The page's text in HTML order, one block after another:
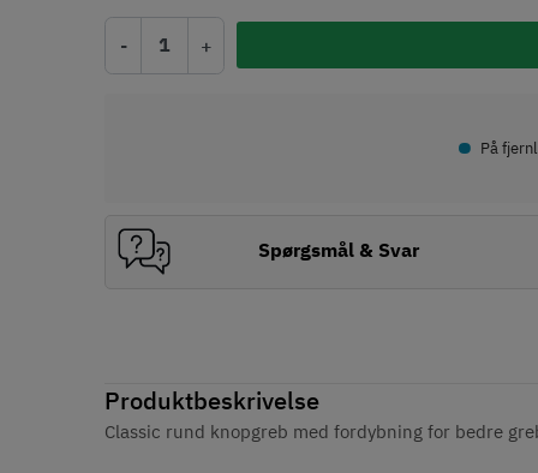
Produktbeskrivelse
Classic rund knopgreb med fordybning for bedre
- +
• På
Spørgsmål & Svar